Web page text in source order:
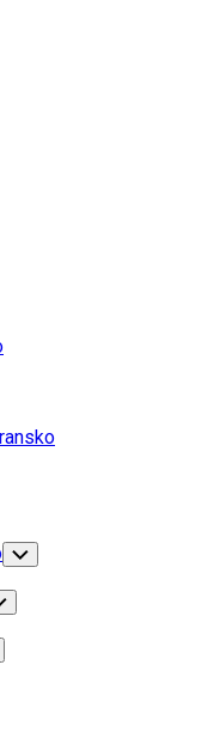
Toggle
Child
Menu